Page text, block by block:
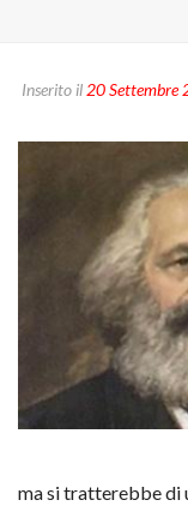
Inserito il 20 Settembre
ma si tratterebbe di